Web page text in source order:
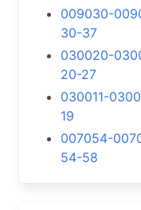
009030-
30-37
030020-
20-27
030011-
19
007054-
54-58